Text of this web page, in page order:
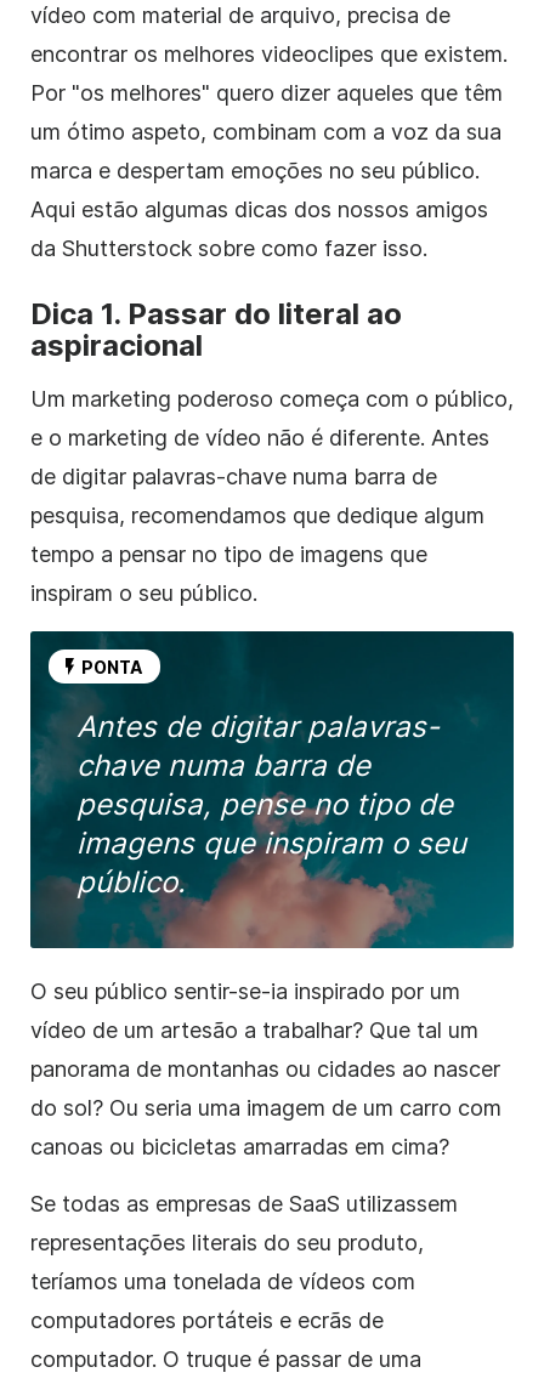
vídeo com material de arquivo, precisa de
encontrar os melhores videoclipes que existem.
Por "os melhores" quero dizer aqueles que têm
um ótimo aspeto, combinam com a voz da sua
marca e despertam emoções no seu público.
Aqui estão algumas dicas dos nossos amigos
da Shutterstock sobre como fazer isso.
Dica 1. Passar do literal ao
aspiracional
Um marketing poderoso começa com o público,
e o marketing de vídeo não é diferente. Antes
de digitar palavras-chave numa barra de
pesquisa, recomendamos que dedique algum
tempo a pensar no tipo de imagens que
inspiram o seu público.
PONTA
Antes de digitar palavras-
chave numa barra de
pesquisa, pense no tipo de
imagens que inspiram o seu
público.
O seu público sentir-se-ia inspirado por um
vídeo de um artesão a trabalhar? Que tal um
panorama de montanhas ou cidades ao nascer
do sol? Ou seria uma imagem de um carro com
canoas ou bicicletas amarradas em cima?
Se todas as empresas de SaaS utilizassem
representações literais do seu produto,
teríamos uma tonelada de vídeos com
computadores portáteis e ecrãs de
computador. O truque é passar de uma